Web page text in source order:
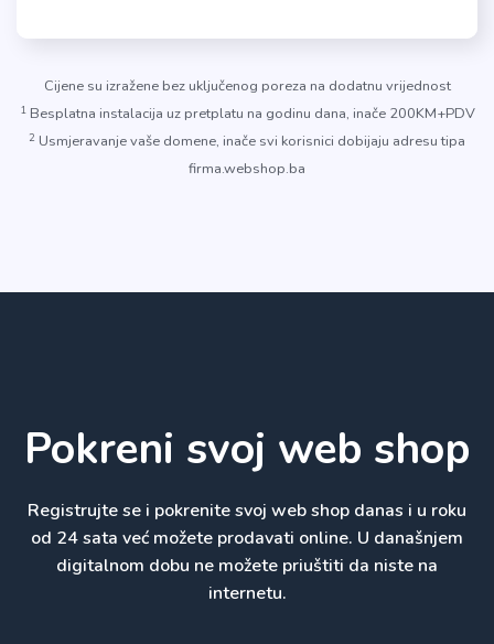
Cijene su izražene bez uključenog poreza na dodatnu vrijednost
1Besplatna instalacija uz pretplatu na godinu dana, inače 200KM+PDV
2 Usmjeravanje vaše domene, inače svi korisnici dobijaju adresu tipa
firma.webshop.ba
Pokreni svoj web shop
Registrujte se i pokrenite svoj web shop danas i u roku
od 24 sata već možete prodavati online. U današnjem
digitalnom dobu ne možete priuštiti da niste na
internetu.